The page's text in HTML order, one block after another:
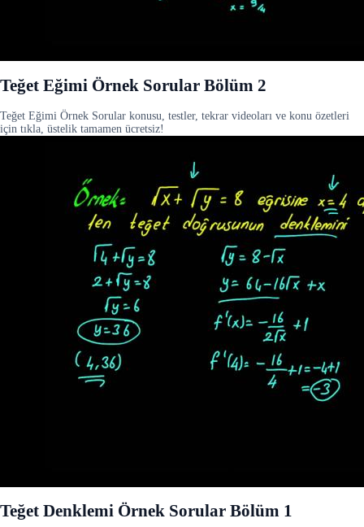
Teğet Eğimi Örnek Sorular Bölüm 2
Teğet Eğimi Örnek Sorular konusu, testler, tekrar videoları ve konu özetleri
için tıkla, üstelik tamamen ücretsiz!
Teğet Denklemi Örnek Sorular Bölüm 1